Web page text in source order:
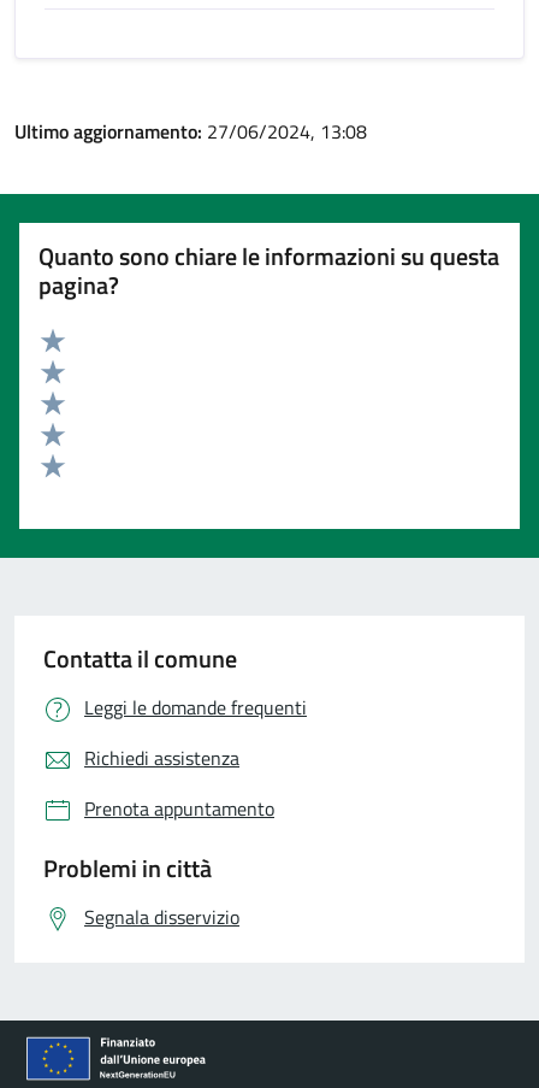
Ultimo aggiornamento: 27/06/2024, 13:08
Quanto sono chiare le informazioni su questa
pagina?
Valuta 5 stelle su 5
Valuta 4 stelle su 5
Valuta 3 stelle su 5
Valuta 2 stelle su 5
Contatta il comune
Leggi le domande frequenti
Richiedi assistenza
Prenota appuntamento
Problemi in città
Segnala disservizio